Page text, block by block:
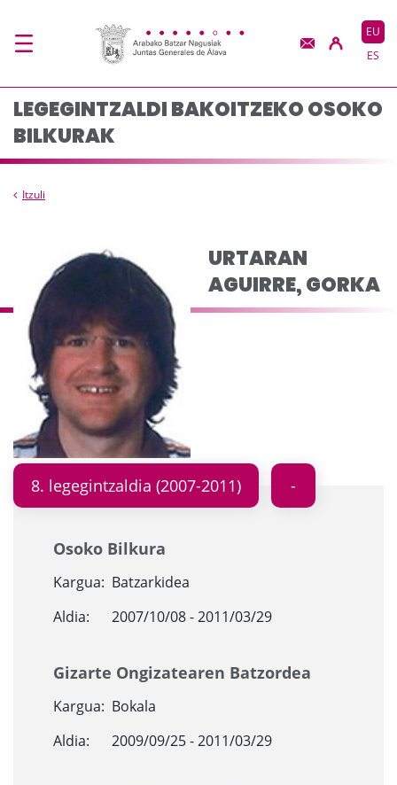
Osoko bilkuraren
EU
ES
LEGEGINTZALDI BAKOITZEKO OSOKO
BILKURAK
Itzuli
URTARAN
AGUIRRE, GORKA
8. legegintzaldia (2007-2011)
Osoko Bilkura
Kargua: Batzarkidea
Aldia:
2007/10/08 - 2011/03/29
Gizarte Ongizatearen Batzordea
Kargua: Bokala
Aldia:
2009/09/25 - 2011/03/29